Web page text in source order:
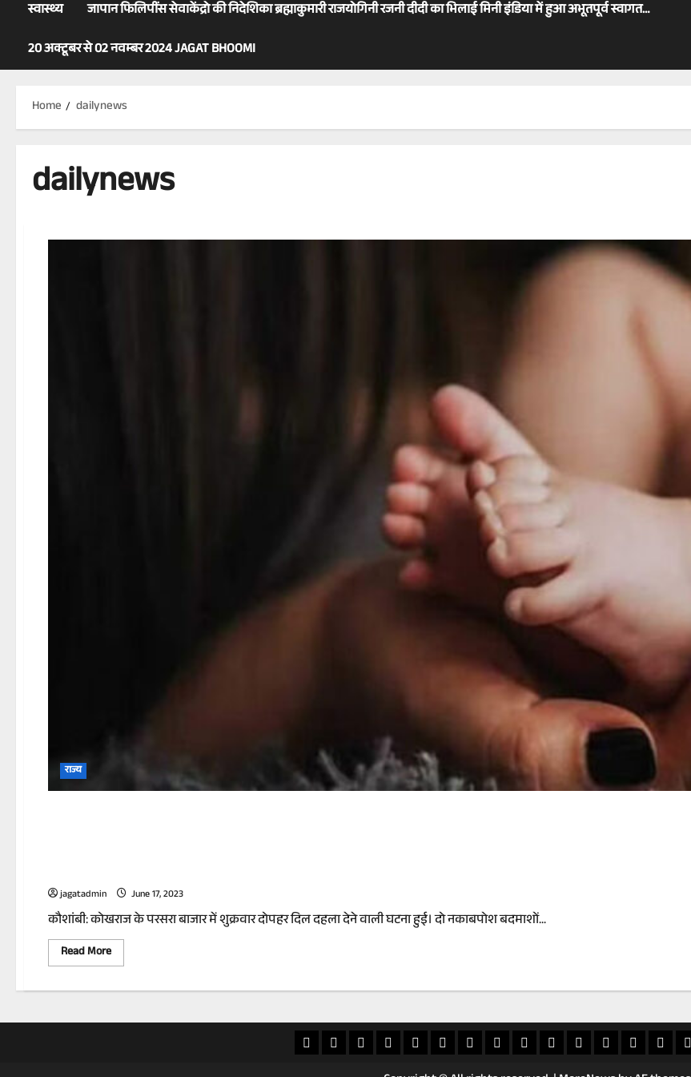
स्वास्थ्य
जापान फिलिपींस सेवाकेंद्रो की निदेशिका ब्रह्माकुमारी राजयोगिनी रजनी दीदी का भिलाई मिनी इंडिया में हुआ अभूतपूर्व स्वागत…
20 अक्टूबर से 02 नवम्बर 2024 JAGAT BHOOMI
Home dailynews
dailynews
राज्य
jagatadmin June 17, 2023
कौशांबी: कोखराज के परसरा बाजार में शुक्रवार दोपहर दिल दहला देने वाली घटना हुई। दो नकाबपोश बदमाशों...
Read MoreRead
more
दो
नकाबपोश
ने
खास
राज्य विदेशअपराध
देश खेल आस्थामनोरंजनवीडियोचुनावराशिफलव्यापारशिक्षासियासत
ई